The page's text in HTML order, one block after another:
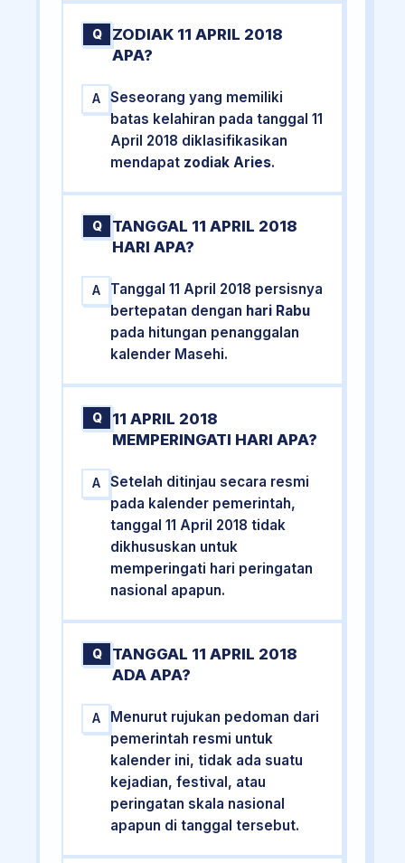
Q
ZODIAK 11 APRIL 2018
APA?
A
Seseorang yang memiliki
batas kelahiran pada tanggal 11
April 2018 diklasifikasikan
mendapat zodiak Aries.
Q
TANGGAL 11 APRIL 2018
HARI APA?
A
Tanggal 11 April 2018 persisnya
bertepatan dengan hari Rabu
pada hitungan penanggalan
kalender Masehi.
Q
11 APRIL 2018
MEMPERINGATI HARI APA?
A
Setelah ditinjau secara resmi
pada kalender pemerintah,
tanggal 11 April 2018 tidak
dikhususkan untuk
memperingati hari peringatan
nasional apapun.
Q
TANGGAL 11 APRIL 2018
ADA APA?
A
Menurut rujukan pedoman dari
pemerintah resmi untuk
kalender ini, tidak ada suatu
kejadian, festival, atau
peringatan skala nasional
apapun di tanggal tersebut.